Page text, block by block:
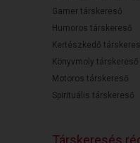
Gamer társkereső
Humoros társkereső
Kertészkedő
Könyvmoly társkereső
Motoros társkereső
Spirituális társkereső
Társkeresés